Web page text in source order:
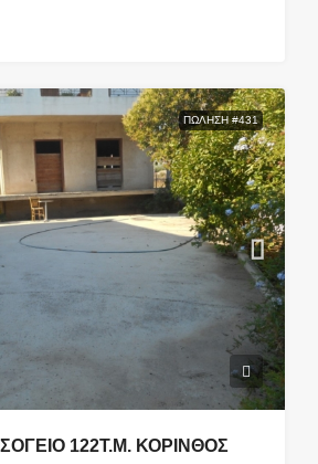
ΠΏΛΗΣΗ #431
122Τ.Μ. ΚΟΡΙΝΘΟΣ